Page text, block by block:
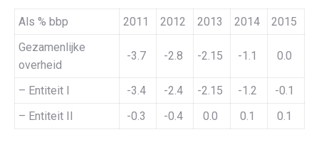
Als % bbp 2011 2012 2013 2014
2015
Gezamenlijke
overheid
-3.7 -2.8 -2.15 -1.1 0.0
– Entiteit I -3.4 -2.4 -2.15 -1.2
-0.1
– Entiteit II
-0.3 -0.4 0.0 0.1 0.1